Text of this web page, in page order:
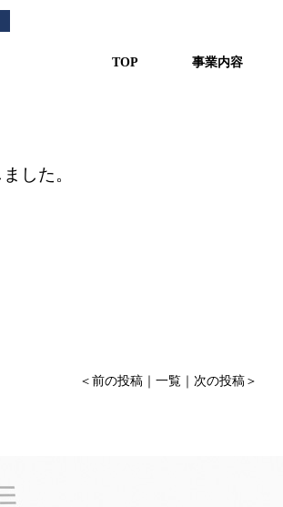
TOP 事業内容
した。
＜ 前の投稿｜ 一覧｜ 次の投稿＞